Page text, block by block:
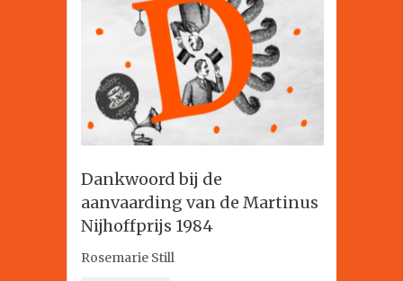
Dankwoord bij de
aanvaarding van de Martinus
Nijhoffprijs 1984
Rosemarie Still